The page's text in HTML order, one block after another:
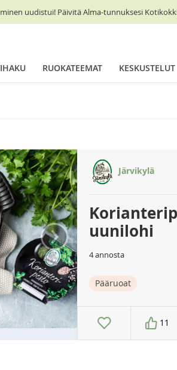
uudistui! Päivitä Alma-tunnuksesi
RUOKATEEMAT KESKUSTELUT
›
Järvikylä
uunilohi
4 annosta
Pääruoat
11